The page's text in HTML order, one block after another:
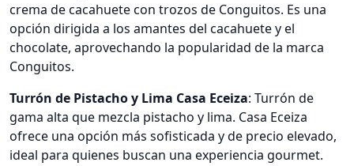
crema de cacahuete con trozos de Conguitos. Es una
opción dirigida a los amantes del cacahuete y el
chocolate, aprovechando la popularidad de la marca
Conguitos.
Turrón de Pistacho y Lima Casa Eceiza: Turrón de
gama alta que mezcla pistacho y lima. Casa Eceiza
ofrece una opción más sofisticada y de precio elevado,
ideal para quienes buscan una experiencia gourmet.